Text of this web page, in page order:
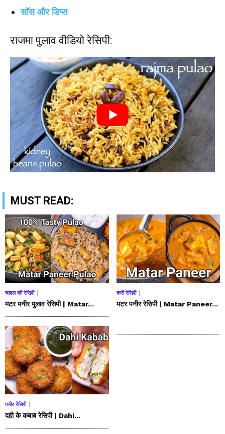
सॉस और डिप्स
राजमा पुलाव वीडियो रेसिपी:
MUST READ:
चावल की रेसिपी
मटर पनीर पुलाव रेसिपी | Matar...
करी रेसिपी
मटर पनीर रेसिपी | Matar Paneer...
पनीर रेसिपी
दही के कबाब रेसिपी | Dahi...